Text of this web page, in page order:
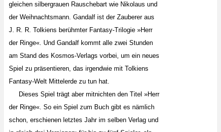
gleichen silbergrauen Rauschebart wie Nikolaus und
der Weihnachtsmann. Gandalf ist der Zauberer aus
J. R. R. Tolkiens berühmter Fantasy-Trilogie »Herr
der Ringe«. Und Gandalf kommt alle zwei Stunden
am Stand des Kosmos-Verlags vorbei, um ein neues
Spiel zu präsentieren, das irgendwie mit Tolkiens
Fantasy-Welt Mittelerde zu tun hat.
Dieses Spiel trägt aber mitnichten den Titel »Herr
der Ringe«. So ein Spiel zum Buch gibt es nämlich
schon, erschienen letztes Jahr im selben Verlag und